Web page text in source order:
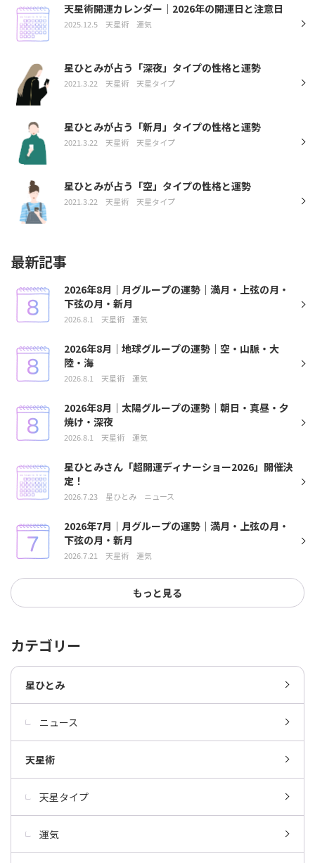
天星術開運カレンダー｜2026年の開運日と注意日
2025.12.5 天星術 運気
星ひとみが占う「深夜」タイプの性格と運勢
2021.3.22 天星術 天星タイプ
星ひとみが占う「新月」タイプの性格と運勢
2021.3.22 天星術 天星タイプ
星ひとみが占う「空」タイプの性格と運勢
2021.3.22 天星術 天星タイプ
最新記事
2026年8月｜月グループの運勢｜満月・上弦の月・
下弦の月・新月
2026.8.1 天星術 運気
2026年8月｜地球グループの運勢｜空・山脈・大
陸・海
2026.8.1 天星術 運気
2026年8月｜太陽グループの運勢｜朝日・真昼・夕
焼け・深夜
2026.8.1 天星術 運気
星ひとみさん「超開運ディナーショー2026」開催決
定！
2026.7.23 星ひとみ ニュース
2026年7月｜月グループの運勢｜満月・上弦の月・
下弦の月・新月
2026.7.21 天星術 運気
もっと見る
カテゴリー
星ひとみ
ニュース
天星術
天星タイプ
運気